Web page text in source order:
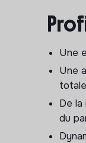
Les
aussi
Les
Tu
aider à
Une
Une
De
du